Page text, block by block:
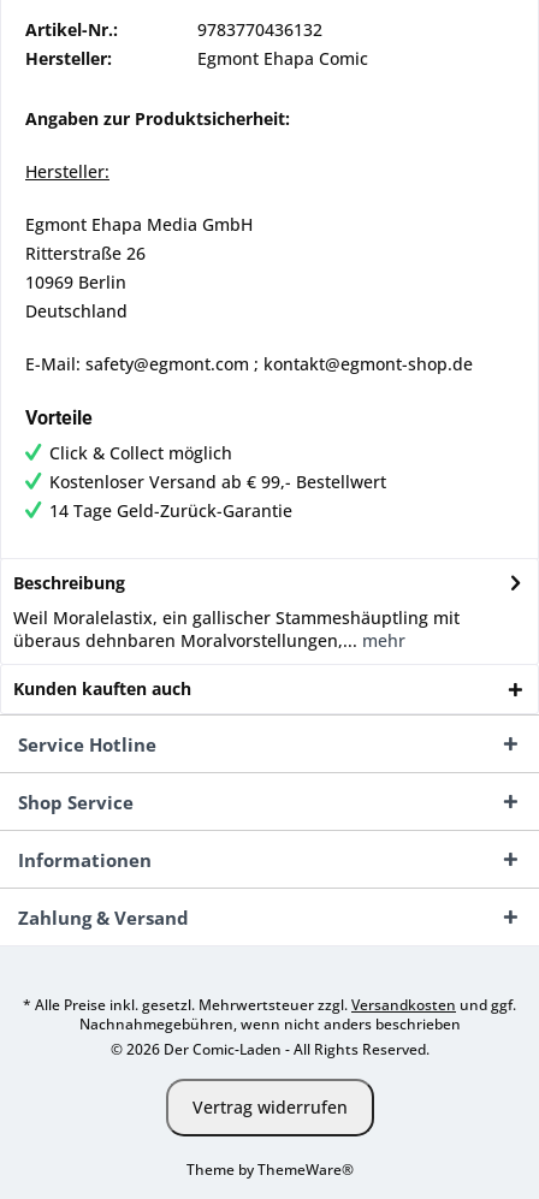
Artikel-Nr.:
9783770436132
Hersteller:
Egmont Ehapa Comic
Angaben zur Produktsicherheit:
Hersteller:
Egmont Ehapa Media GmbH
Ritterstraße 26
10969 Berlin
Deutschland
E-Mail: safety@egmont.com ; kontakt@egmont-shop.de
Vorteile
Click & Collect möglich
Kostenloser Versand ab € 99,- Bestellwert
14 Tage Geld-Zurück-Garantie
Beschreibung
Weil Moralelastix, ein gallischer Stammeshäuptling mit
überaus dehnbaren Moralvorstellungen,... mehr
Kunden kauften auch
Service Hotline
Shop Service
Informationen
Zahlung & Versand
* Alle Preise inkl. gesetzl. Mehrwertsteuer zzgl.Versandkosten und ggf.
Nachnahmegebühren, wenn nicht anders beschrieben
© 2026 Der Comic-Laden - All Rights Reserved.
Vertrag widerrufen
Theme byThemeWare®